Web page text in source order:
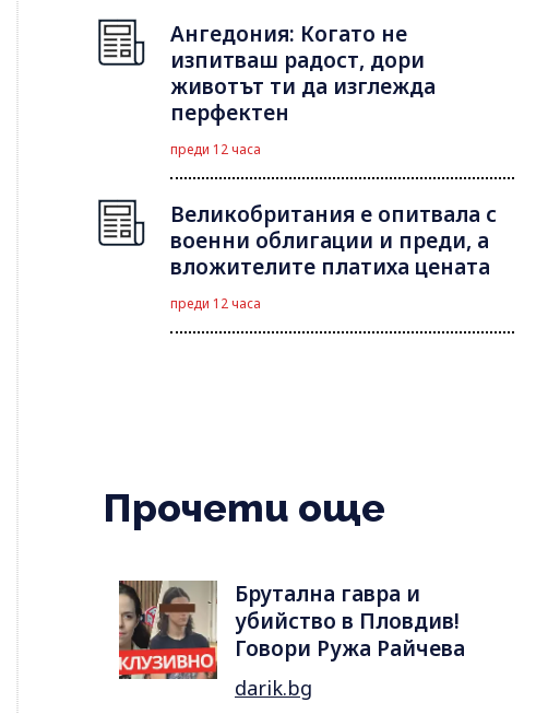
Ангедония: Когато не
изпитваш радост, дори
животът ти да изглежда
перфектен
преди 12 часа
Великобритания е опитвала с
военни облигации и преди, а
вложителите платиха цената
преди 12 часа
Прочети още
Брутална гавра и
убийство в Пловдив!
Говори Ружа Райчева
darik.bg